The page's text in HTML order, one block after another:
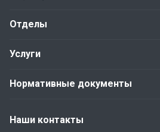
Отделы
Услуги
Нормативные документы
Наши контакты